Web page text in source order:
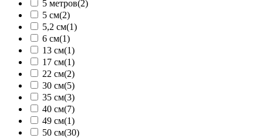
5 метров(2)
5 см(2)
5,2 см(1)
6 см(1)
13 см(1)
17 см(1)
22 см(2)
30 см(5)
35 см(3)
40 см(7)
49 см(1)
50 см(30)